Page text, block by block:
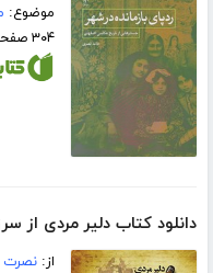
موضوع:
۳۰۴ صفحه
دانلود کتاب دلیر مردی از
از:نصرت